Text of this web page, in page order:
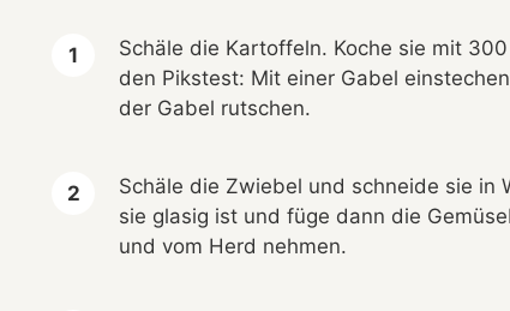
Schäle die Kartoffeln. Koche sie mit
den Pikstest: Mit einer Gabel
der Gabel rutschen.
Schäle die Zwiebel und schneide sie in
sie glasig ist und füge dann die
und vom Herd nehmen.